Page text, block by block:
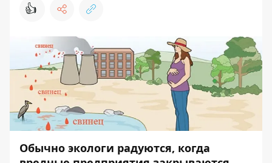
👍
Обычно экологи радуются, когда